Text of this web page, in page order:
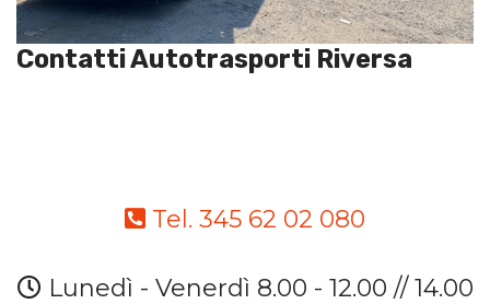
Contatti Autotrasporti Riversa
Tel. 345 62 02 080
Lunedì - Venerdì 8.00 - 12.00 // 14.00